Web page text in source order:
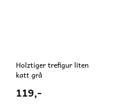
Holztiger trefigur liten
katt grå
119,-